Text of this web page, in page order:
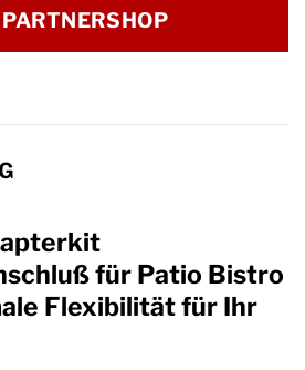
für Patio Bistro
Flexibilität für Ihr